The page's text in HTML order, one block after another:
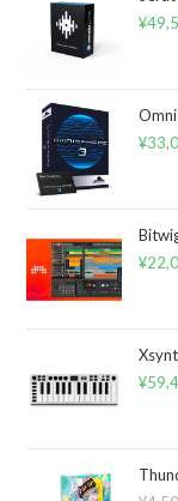
¥
¥
¥
¥